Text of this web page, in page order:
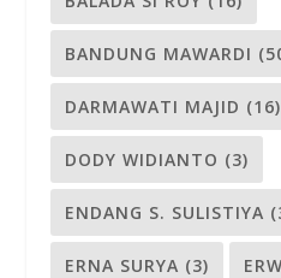
BANDUNG MAWARDI
DARMAWATI MAJID (16)
DODY WIDIANTO (3)
ENDANG S. SULISTIYA
ERNA SURYA (3)